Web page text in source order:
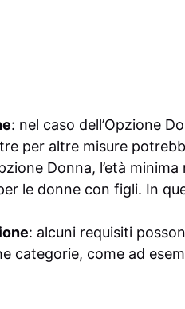
: nel caso dell’Opzione
per altre misure
Donna, l’età
le donne con figli. In
: alcuni requisiti
categorie, come ad